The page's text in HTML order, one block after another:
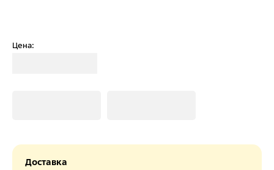
Цена:
Доставка